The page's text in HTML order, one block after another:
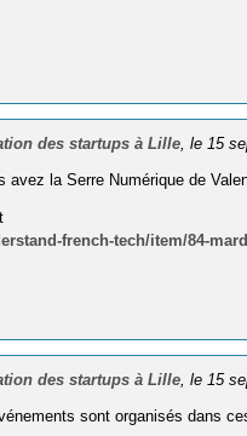
des startups à Lille , le 15
avez la Serre Numérique de
french-tech/item/84-
des startups à Lille , le 15
sont organisés dans